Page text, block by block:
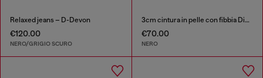
Relaxed jeans – D-Devon
€120.00
NERO/GRIGIO SCURO
3cm cintura in pelle con fibbia Diesel
€70.00
NERO